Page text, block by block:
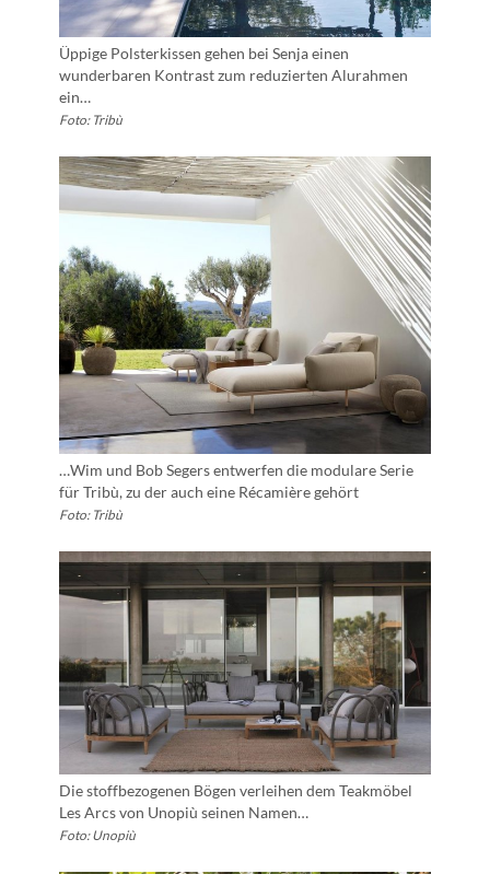
Üppige Polsterkissen gehen bei Senja einen
wunderbaren Kontrast zum reduzierten Alurahmen
ein…
Foto: Tribù
…Wim und Bob Segers entwerfen die modulare Serie
für Tribù, zu der auch eine Récamière gehört
Foto: Tribù
Die stoffbezogenen Bögen verleihen dem Teakmöbel
Les Arcs von Unopiù seinen Namen…
Foto: Unopiù